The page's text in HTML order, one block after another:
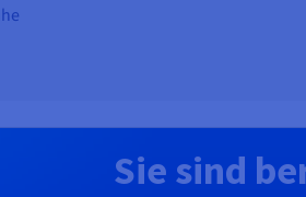
Sie sind